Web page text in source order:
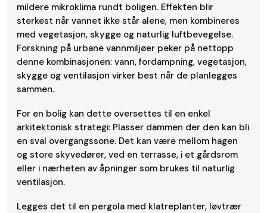
mildere mikroklima rundt boligen. Effekten blir
sterkest når vannet ikke står alene, men kombineres
med vegetasjon, skygge og naturlig luftbevegelse.
Forskning på urbane vannmiljøer peker på nettopp
denne kombinasjonen: vann, fordampning, vegetasjon,
skygge og ventilasjon virker best når de planlegges
sammen.
For en bolig kan dette oversettes til en enkel
arkitektonisk strategi: Plasser dammen der den kan bli
en sval overgangssone. Det kan være mellom hagen
og store skyvedører, ved en terrasse, i et gårdsrom
eller i nærheten av åpninger som brukes til naturlig
ventilasjon.
Legges det til en pergola med klatreplanter, løvtrær